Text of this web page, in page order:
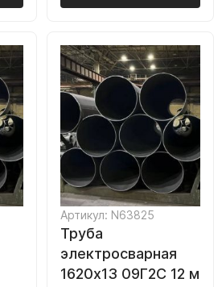
Артикул: N63825
Труба
электросварная
1620х13 09Г2С 12 м